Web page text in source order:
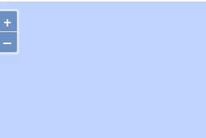
+
–